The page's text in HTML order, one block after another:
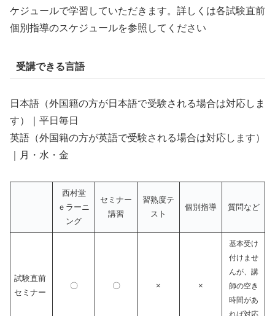
ケジュールで学習していただきます。詳しくは各試験直前
個別指導のスケジュールを参照してください
受講できる言語
日本語（外国籍の方が日本語で受験される場合は対応しま
す）｜平日毎日
英語（外国籍の方が英語で受験される場合は対応します）
｜月・水・金
西村堂
ｅラーニ
ング
セミナー
講習
習熟度テ
スト
個別指導 質問など
試験直前
セミナー
〇 〇 × ×
基本受け
付けませ
んが、講
師の空き
時間があ
れば対応